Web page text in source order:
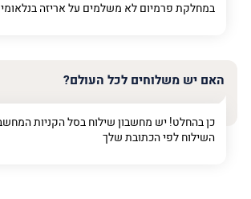
במחלקת פרמיוםלא משלמים על אריזה
האם יש משלוחים לכל העולם?
כן בהחלט! יש מחשבון שילוח בסל הקניות
השילוח לפי הכתובת שלך